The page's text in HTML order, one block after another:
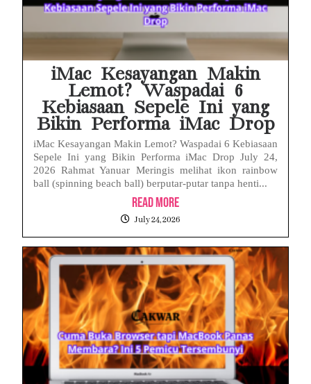
iMac Kesayangan Makin
Lemot? Waspadai 6
Kebiasaan Sepele Ini yang
Bikin Performa iMac Drop
iMac Kesayangan Makin Lemot? Waspadai 6 Kebiasaan
Sepele Ini yang Bikin Performa iMac Drop July 24,
2026 Rahmat Yanuar Meringis melihat ikon rainbow
ball (spinning beach ball) berputar-putar tanpa henti...
Read More
July 24, 2026